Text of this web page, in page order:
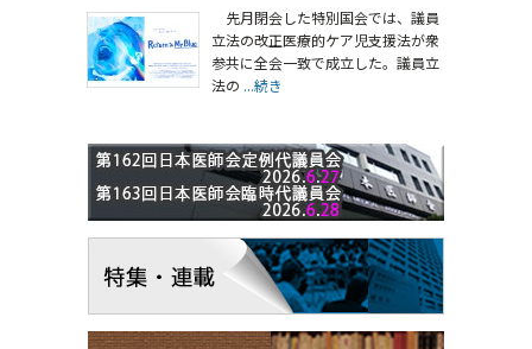
先月閉会した特別国会では、議員
立法の改正医療的ケア児支援法が衆
参共に全会一致で成立した。議員立
法の ...続き